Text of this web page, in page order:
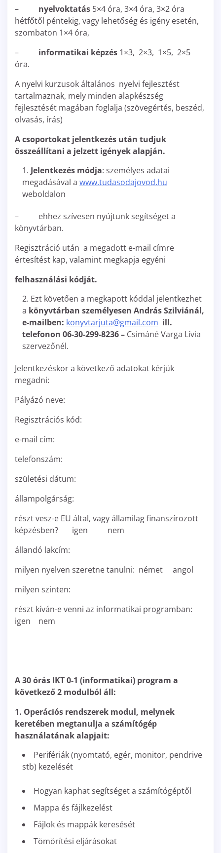
– nyelvoktatás 5×4 óra, 3×4 óra, 3×2 óra
hétfőtől péntekig, vagy lehetőség és igény esetén,
szombaton 1×4 óra,
– informatikai képzés 1×3, 2×3, 1×5, 2×5
óra.
A nyelvi kurzusok általános nyelvi fejlesztést
tartalmaznak, mely minden alapkészség
fejlesztését magában foglalja (szövegértés, beszéd,
olvasás, írás)
A csoportokat jelentkezés után tudjuk
összeállítani a jelzett igények alapján.
Jelentkezés módja: személyes adatai
megadásával a www.tudasodajovod.hu
weboldalon
– ehhez szívesen nyújtunk segítséget a
könyvtárban.
Regisztráció után a megadott e-mail címre
értesítést kap, valamint megkapja egyéni
felhasználási kódját.
Ezt követően a megkapott kóddal jelentkezhet
a könyvtárban személyesen András Szilviánál,
e-mailben: konyvtarjuta@gmail.com ill.
telefonon 06-30-299-8236 – Csimáné Varga Lívia
szervezőnél.
Jelentkezéskor a következő adatokat kérjük
megadni:
Pályázó neve:
Regisztrációs kód:
e-mail cím:
telefonszám:
születési dátum:
állampolgárság:
részt vesz-e EU által, vagy államilag finanszírozott
képzésben? igen nem
állandó lakcím:
milyen nyelven szeretne tanulni: német angol
milyen szinten:
részt kíván-e venni az informatikai programban:
igen nem
A 30 órás IKT 0-1 (informatikai) program a
következő 2 modulból áll:
1. Operációs rendszerek modul, melynek
keretében megtanulja a számítógép
használatának alapjait:
Perifériák (nyomtató, egér, monitor, pendrive
stb) kezelését
Hogyan kaphat segítséget a számítógéptől
Mappa és fájlkezelést
Fájlok és mappák keresését
Tömörítési eljárásokat